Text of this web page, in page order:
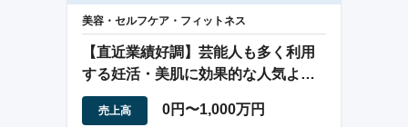
美容・セルフケア・フィットネス
【直近業績好調】芸能人も多く利用
する妊活・美肌に効果的な人気よも
ぎ蒸しサロン
売上高 0円〜1,000万円